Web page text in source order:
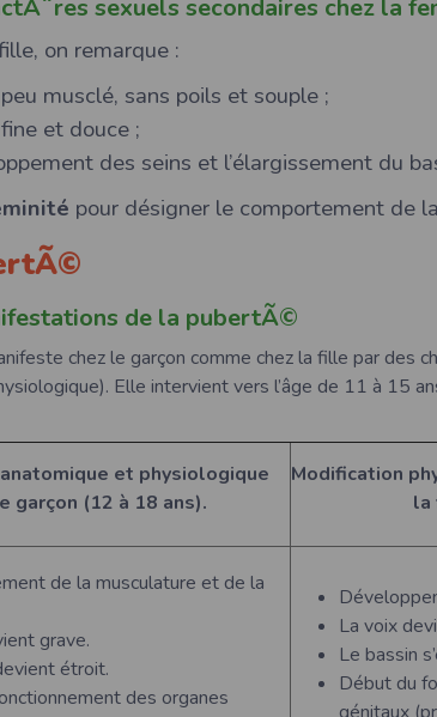
sexuels secondaires chez la
on remarque :
musclé, sans poils et souple ;
et douce ;
des seins et l’élargissement du
pour désigner le comportement de
de la pubertÃ©
chez le garçon comme chez la fille par des
Elle intervient vers l’âge de 11 à 15
et physiologique
garçon (12 à 18 ans).
Modification
la
de la musculature et de la
grave.
étroit.
des organes
La voix
Le bassin
Début du